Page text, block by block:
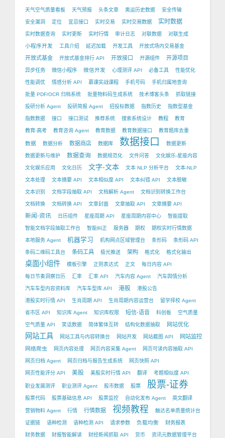
天气空气质量看板 天气预报 头条文章 奥运历史数据 安全传输
安全漏洞 定位 宜忌接口 实时交易 实时交易数据 实时数据
实时数据查询 实时更新 实时行情 审计日志 对联数据 对联生成
小程序开发 工具介绍 延迟加载 开发工具 开放式场内交易基金
开放式基金 开放式基金排行 API 开放接口 开源组件 开源项目
异步任务 微信小程序 微信开发 心理测评 API 必备工具 性能优化
性能调优 情感分析 API 慕课实战课程 手机号码 手机归属地查询
批量 PDF/OCR 归档系统 批量物料码生成系统 技术博客头条 抓取链接
投研分析 Agent 投研简报 Agent 招投标数据 指数历史 指数型基金
指数数据 接口 接口测试 推荐系统 搜索系统设计 教程 教育
教育-高考 教育咨询 Agent 教育数据 教育数据接口 教育题库去重
数据 数据分析 数据商店 数据库 数据接口 数据更新
数据更新与维护 数据查询 数据规范化 文件问答 文化娱乐-星座内容
文化娱乐应用 文化日历 文字-文本 文本 NLP 分析平台 文本-NLP
文本处理 文本摘要 API 文本相似度 API 文本纠错 API 文本脱敏
文本识别 文档字段抽取 API 文档解析 Agent 文档识别转换工作台
文档转换 文档转换 API 文章封面 文章抽取 API 文章摘要 API
新闻-资讯 日历组件 星座周期 API 星座周期内容中心 智能提取
智能文档字段抽取工作台 智能纠正 服务器 期权 期权实时行情数据
本地服务 Agent 机器学习 机构网点区域管理台 条形码 条形码 API
条码二维码工具台 条码工具 极光推送 架构 格式化 格式化输出
桌面小组件 模板引擎 正则表达式 正文 每日内容 API
每日节奏洞察日历 汇率 汇率 API 汽车内容 Agent 汽车舆情分析
汽车车型内容资料库 汽车车型库 API 港股 港股公告
港股实时行情 API 生肖周期 API 生肖周期内容运营台 留学择校 Agent
省市区 API 知识库 Agent 知识库权限 短信-语音 科创板 空气质量
空气质量 API 笑话数据 简体繁体互转 结构化数据抽取 网站优化
网站工具 网站工具与内容转换台 网站开发 网站截图 API
网站监控
网络爬虫
网页内容处理 网页内容采集 Agent 网页可读内容抽取 API
网页归档 Agent 网页归档与报告生成系统 网页快照 API
网页性能评分 API 美股 美股实时行情 API 翻译 考题相似度 API
职业发展测评 职业测评 Agent 股市数据 股票 股票-证券
股票代码 股票基础信息 API 股票监控 自动化发布 Agent 英文翻译
营销物料 Agent 行情 行情数据 视频教程 触达名单质量统计台
证据链 语种检测 语种检测 API 请求参数 负载均衡 财务报表
财务数据 财报智能解读 财经新闻抓取 API 货币 资讯元数据管理平台